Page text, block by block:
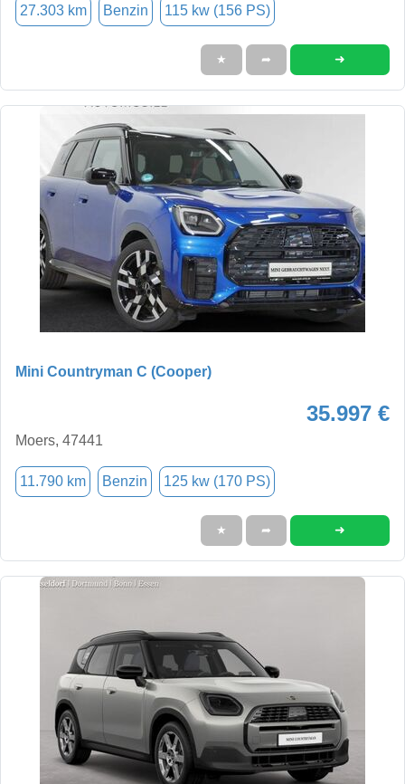
27.303 km Benzin 115 kw (156 PS)
★ ➦ ➜
Mini Countryman C (Cooper)
35.997 €
Moers, 47441
11.790 km Benzin 125 kw (170 PS)
★ ➦ ➜